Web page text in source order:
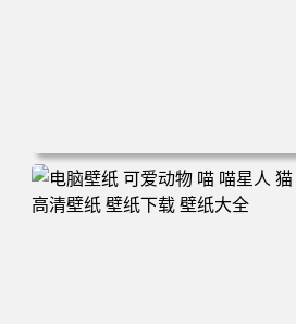
电脑壁纸 动漫 冬季 公交车 朱迪狐尼
160 电脑桌面 高清壁纸 壁纸下载 壁纸